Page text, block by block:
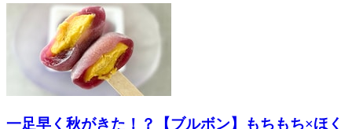
一足早く秋がきた！？【ブルボン】もちもち×ほく